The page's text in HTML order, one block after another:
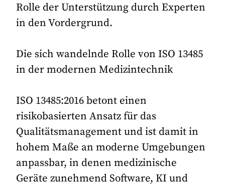
Rolle der Unterstützung durch Experten
in den Vordergrund.
Die sich wandelnde Rolle von ISO 13485
in der modernen Medizintechnik
ISO 13485:2016 betont einen
risikobasierten Ansatz für das
Qualitätsmanagement und ist damit in
hohem Maße an moderne Umgebungen
anpassbar, in denen medizinische
Geräte zunehmend Software, KI und